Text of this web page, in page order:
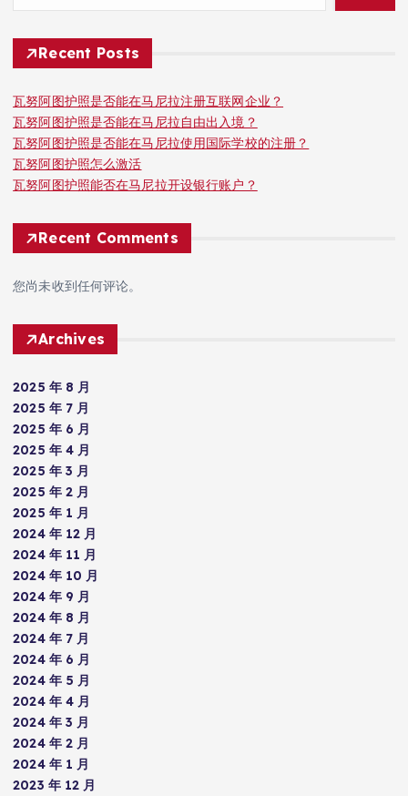
Recent Posts
瓦努阿图护照是否能在马尼拉注册互联网企业？
瓦努阿图护照是否能在马尼拉自由出入境？
瓦努阿图护照是否能在马尼拉使用国际学校的注册？
瓦努阿图护照怎么激活
瓦努阿图护照能否在马尼拉开设银行账户？
Recent Comments
您尚未收到任何评论。
Archives
2025 年 8 月
2025 年 7 月
2025 年 6 月
2025 年 4 月
2025 年 3 月
2025 年 2 月
2025 年 1 月
2024 年 12 月
2024 年 11 月
2024 年 10 月
2024 年 9 月
2024 年 8 月
2024 年 7 月
2024 年 6 月
2024 年 5 月
2024 年 4 月
2024 年 3 月
2024 年 2 月
2024 年 1 月
2023 年 12 月